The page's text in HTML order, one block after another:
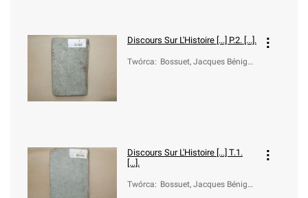
Discours Sur L'Histoire [...] P.2. [...].
Twórca: Bossuet, Jacques Bénigne
Discours Sur L'Histoire [...] T.1.
[...].
Twórca: Bossuet, Jacques Bénigne